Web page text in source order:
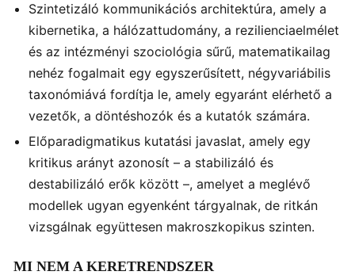
Szintetizáló kommunikációs architektúra, amely a
kibernetika, a hálózattudomány, a rezilienciaelmélet
és az intézményi szociológia sűrű, matematikailag
nehéz fogalmait egy egyszerűsített, négyvariábilis
taxonómiává fordítja le, amely egyaránt elérhető a
vezetők, a döntéshozók és a kutatók számára.
Előparadigmatikus kutatási javaslat, amely egy
kritikus arányt azonosít – a stabilizáló és
destabilizáló erők között –, amelyet a meglévő
modellek ugyan egyenként tárgyalnak, de ritkán
vizsgálnak együttesen makroszkopikus szinten.
MI NEM A KERETRENDSZER